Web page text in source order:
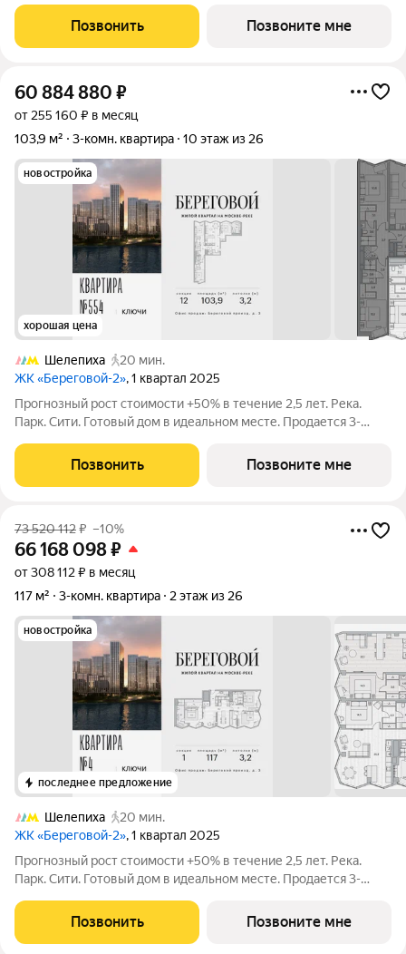
и видом на закрытый парковый двор. Береговой - квартал-
курорт в центре столицы.
Позвонить Позвоните мне
60 884 880 ₽
от 255 160 ₽ в месяц
103,9 м²
3-комн. квартира 10 этаж из 26
новостройка
хорошая цена
Шелепиха
20 мин.
ЖК «Береговой-2», 1 квартал 2025
Прогнозный рост стоимости +50% в течение 2,5 лет. Река.
Парк. Сити. Готовый дом в идеальном месте. Продается 3-
и видом на закрытый парковый двор. Береговой - квартал-
курорт в центре столицы.
Позвонить Позвоните мне
73 520 112₽ –10%
66 168 098₽
от 308 112 ₽ в месяц
117 м²
3-комн. квартира 2 этаж из 26
новостройка
последнее предложение
Шелепиха
20 мин.
ЖК «Береговой-2», 1 квартал 2025
Прогнозный рост стоимости +50% в течение 2,5 лет. Река.
Парк. Сити. Готовый дом в идеальном месте. Продается 3-
и видом на закрытый парковый двор. Береговой - квартал-
курорт в центре столицы.
Позвонить Позвоните мне